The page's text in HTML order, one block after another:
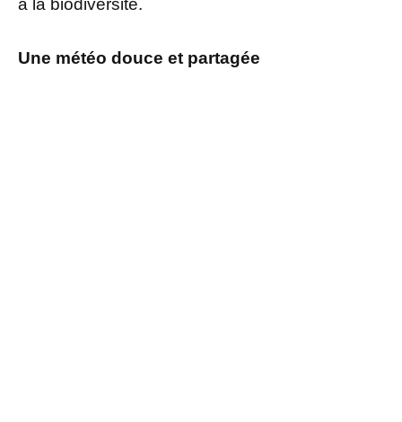
à la biodiversité.
Une météo douce et partagée